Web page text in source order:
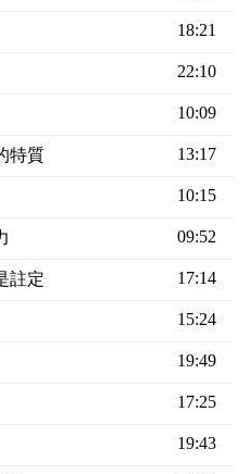
18:21
22:10
10:09
特質 13:17
10:15
09:52
註定 17:14
15:24
19:49
17:25
19:43